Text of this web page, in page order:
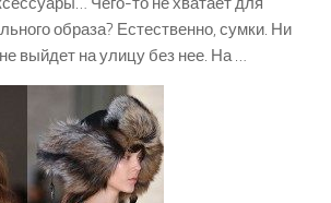
образа? Естественно, сумки. Ни
выйдет на улицу без нее. На …